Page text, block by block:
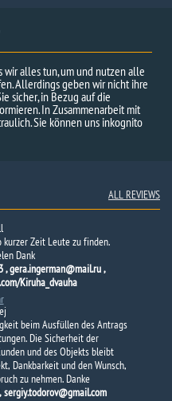
wir alles tun, um und nutzen alle
Allerdings geben wir nicht ihre
sicher, in Bezug auf die
In Zusammenarbeit mit
Sie können uns inkognito
ALL REVIEWS
Zeit Leute zu finden.
Dank
, gera.ingerman@mail.ru ,
Kiruha_dvauha
beim Ausfüllen des Antrags
Die Sicherheit der
und des Objekts bleibt
Dankbarkeit und den Wunsch,
zu nehmen. Danke
sergiy.todorov@gmail.com